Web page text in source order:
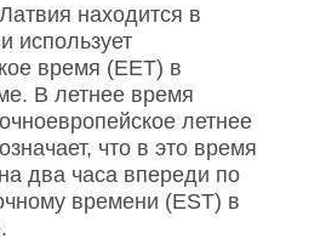
находится в
использует
время (EET) в
В летнее время
летнее
что в это время
два часа впереди по
времени (EST) в